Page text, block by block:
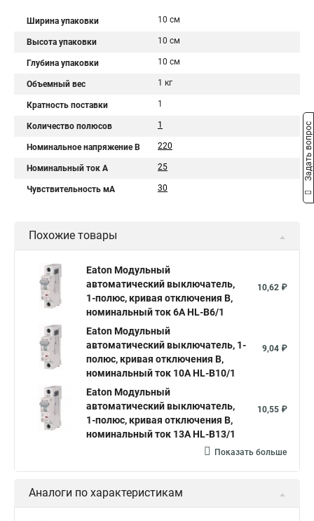
Ширина упаковки 10 см
Высота упаковки 10 см
Глубина упаковки 10 см
Объемный вес 1 кг
Кратность поставки 1
Количество полюсов 1
Номинальное напряжение В 220
Номинальный ток A 25
Чувствительность мА 30
Похожие товары
Eaton Модульный
автоматический выключатель,
1-полюс, кривая отключения B,
номинальный ток 6А HL-B6/1
10,62 ₽
Eaton Модульный
автоматический выключатель, 1-
полюс, кривая отключения B,
номинальный ток 10А HL-B10/1
9,04 ₽
Eaton Модульный
автоматический выключатель,
1-полюс, кривая отключения B,
номинальный ток 13А HL-B13/1
10,55 ₽
Показать больше
Аналоги по характеристикам
Задать вопрос